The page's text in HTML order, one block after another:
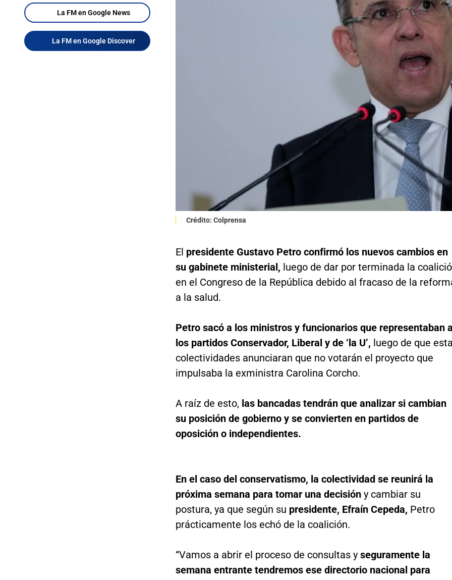
La FM en Google News
La FM en Google Discover
Crédito: Colprensa
El presidente Gustavo Petro confirmó los nuevos cambios en
su gabinete ministerial, luego de dar por terminada la
en el Congreso de la República debido al fracaso de la
a la salud.
Petro sacó a los ministros y funcionarios que representaban
los partidos Conservador, Liberal y de ‘la U’, luego de que
colectividades anunciaran que no votarán el proyecto que
impulsaba la exministra Carolina Corcho.
A raíz de esto, las bancadas tendrán que analizar si cambian
su posición de gobierno y se convierten en partidos de
oposición o independientes.
En el caso del conservatismo, la colectividad se reunirá la
próxima semana para tomar una decisión y cambiar su
postura, ya que según su presidente, Efraín Cepeda, Petro
prácticamente los echó de la coalición.
“Vamos a abrir el proceso de consultas y seguramente la
semana entrante tendremos ese directorio nacional para